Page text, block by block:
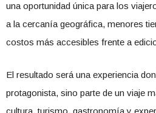
una oportunidad única para los
a la cercanía geográfica, menores
costos más accesibles frente a
El resultado será una experiencia
protagonista, sino parte de un viaje